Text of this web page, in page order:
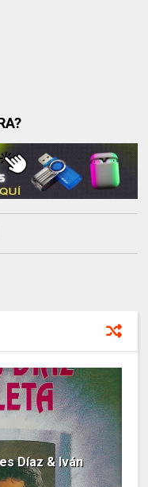
Díaz & Iván